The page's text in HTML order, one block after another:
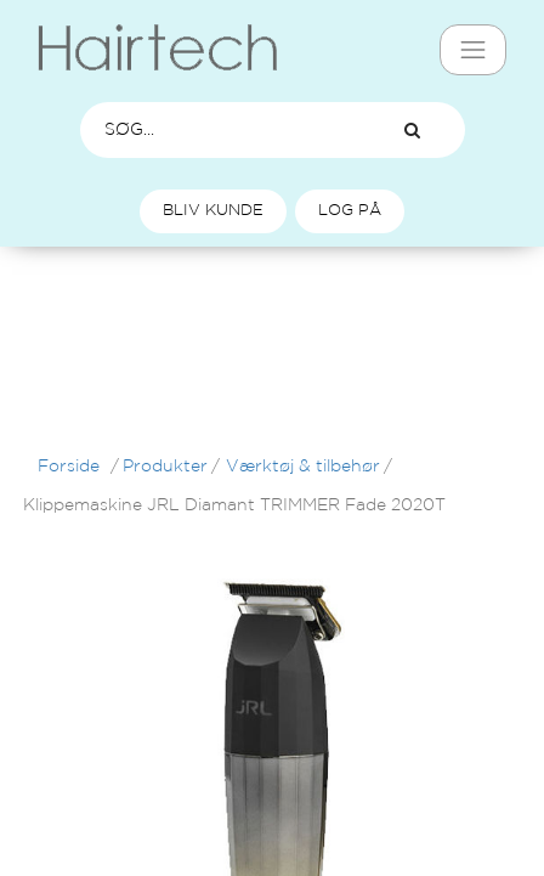
BLIV KUNDE LOG PÅ
Forside / Produkter / Værktøj & tilbehør /
Klippemaskine JRL Diamant TRIMMER Fade 2020T